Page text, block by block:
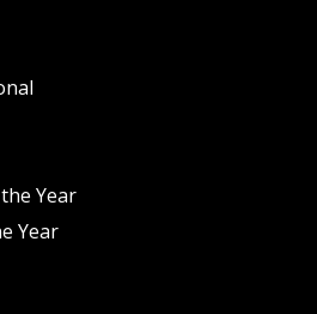
Year
Year